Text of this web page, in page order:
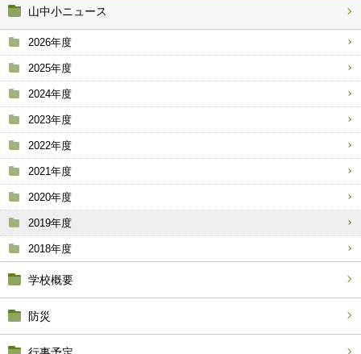
山中小ニュース
2026年度
2025年度
2024年度
2023年度
2022年度
2021年度
2020年度
2019年度
2018年度
学校概要
防災